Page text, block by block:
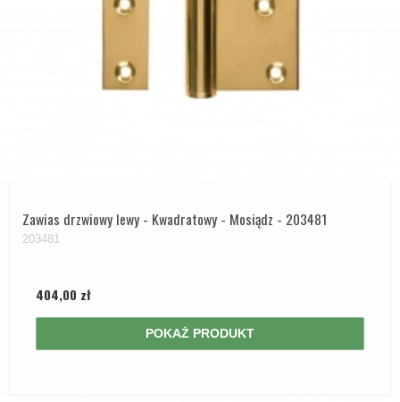
Zawias drzwiowy lewy - Kwadratowy - Mosiądz - 203481
203481
404,00 zł
POKAŻ PRODUKT